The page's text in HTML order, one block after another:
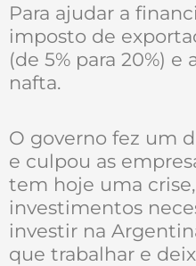
Para ajudar a
imposto de
(de 5% para 20%)
nafta.
O governo fez um
e culpou as
tem hoje uma
investimentos
investir na
que trabalhar e